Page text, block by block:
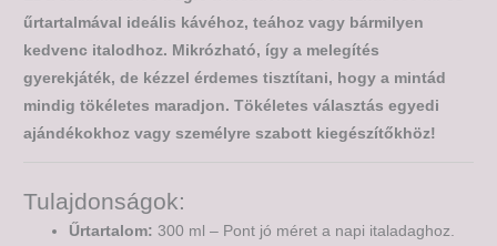
űrtartalmával ideális kávéhoz, teához vagy bármilyen
kedvenc italodhoz. Mikrózható, így a melegítés
gyerekjáték, de kézzel érdemes tisztítani, hogy a mintád
mindig tökéletes maradjon. Tökéletes választás egyedi
ajándékokhoz vagy személyre szabott kiegészítőkhöz!
Tulajdonságok:
Űrtartalom: 300 ml – Pont jó méret a napi italadaghoz.